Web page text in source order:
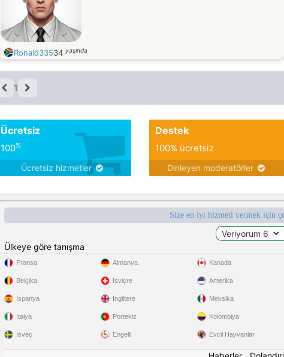
Ronald33534 yaşında
1
Ücretsiz
100%
Ücretsiz hizmetler
Destek
100% ücretsiz
Dinleyen moderatörler
Size en iyi hizmeti vermek için
Ülkeye göre tanışma
Fransa
Belçika
İspanya
İtalya
İsveç
Almanya
İsviçre
İngiltere
Portekiz
Engelli
Kanada
Amerika
Meksika
Kolombiya
Evcil Hayvanlar